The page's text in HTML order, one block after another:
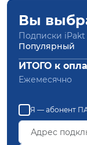
Вы
Подписки iPakt
Популярный
ИТОГО к
Ежемесячно
Я — абонент